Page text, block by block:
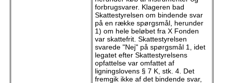
forbrugsvarer. Klageren bad
Skattestyrelsen om bindende svar
på en række spørgsmål, herunder
1) om hele beløbet fra X Fonden
var skattefrit. Skattestyrelsen
svarede "Nej" på spørgsmål 1, idet
legatet efter Skattestyrelsens
opfattelse var omfattet af
ligningslovens § 7 K, stk. 4. Det
fremgik ikke af det bindende svar,